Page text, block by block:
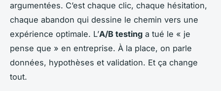
argumentées. C’est chaque clic, chaque hésitation,
chaque abandon qui dessine le chemin vers une
expérience optimale. L’A/B testing a tué le « je
pense que » en entreprise. À la place, on parle
données, hypothèses et validation. Et ça change
tout.